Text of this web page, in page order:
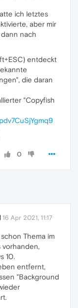
ich letztes
aber mir
nach
entdeckt
die daran
"Copyfish
0
16 Apr 2021, 11:17
Thema im
vorhanden,
10.
entfernt,
"Background